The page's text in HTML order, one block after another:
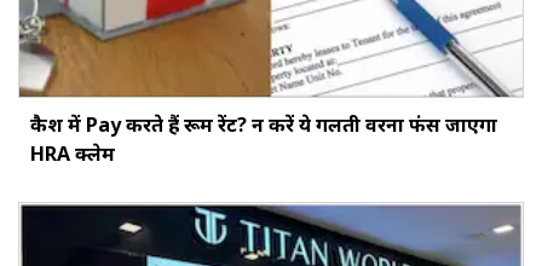
कैश में Pay करते हैं रूम रेंट? न करें ये गलती वरना फंस जाएगा
HRA क्लेम